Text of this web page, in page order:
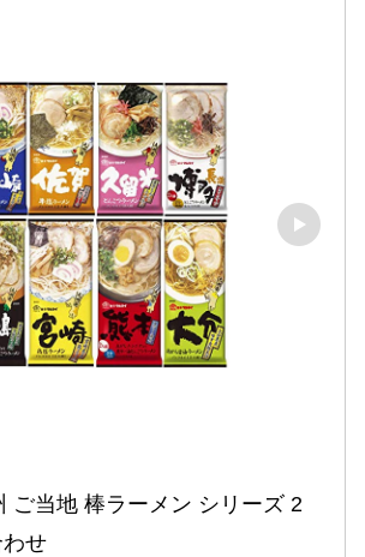
ご当地 棒ラーメン シリーズ 2
せ